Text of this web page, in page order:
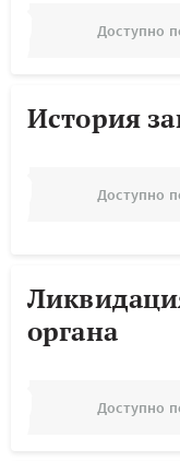
Доступно
История
Доступно
органа
Доступно